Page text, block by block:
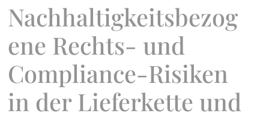
Nachhaltigkeitsbezog
ene Rechts- und
Compliance-Risiken
in der Lieferkette und